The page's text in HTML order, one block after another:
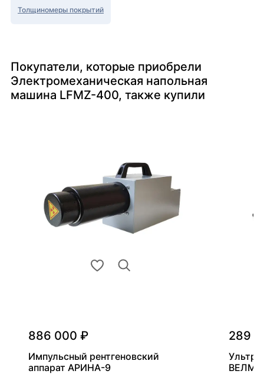
Толщиномеры покрытий
Покупатели, которые приобрели
Электромеханическая напольная
машина LFMZ-400, также купили
886 000 ₽
Импульсный рентгеновский
аппарат АРИНА-9
289